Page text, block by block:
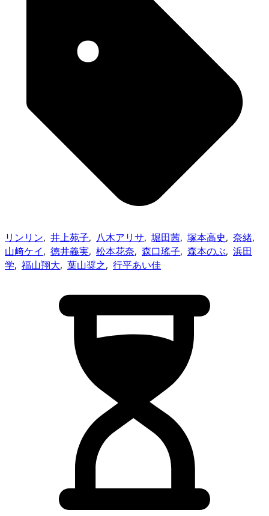
リンリン, 井上苑子, 八木アリサ, 堀田茜, 塚本高史, 奈緒,
山﨑ケイ, 徳井義実, 松本花奈, 森口瑤子, 森本のぶ, 浜田
学, 福山翔大, 葉山奨之, 行平あい佳